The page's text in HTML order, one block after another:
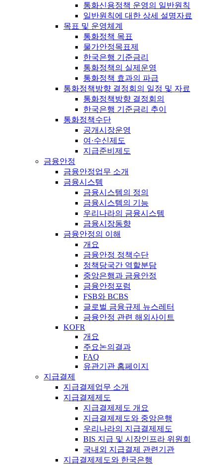
통화신용정책 운영의 일반원칙
일반원칙에 대한 상세 설명자료
목표 및 운영체계
통화정책 목표
물가안정목표제
한국은행 기준금리
통화정책의 실제운영
통화정책 효과의 파급
통화정책방향 결정회의 일정 및 자료
통화정책방향 결정회의
한국은행 기준금리 추이
통화정책수단
공개시장운영
여·수신제도
지급준비제도
금융안정
금융안정업무 소개
금융시스템
금융시스템의 정의
금융시스템의 기능
우리나라의 금융시스템
금융시장동향
금융안정의 이해
개요
금융안정 정책수단
정책당국간 역할분담
중앙은행과 금융안정
금융안정포럼
FSB와 BCBS
글로벌 금융규제 뉴스레터
금융안정 관련 해외사이트
KOFR
개요
주요논의결과
FAQ
유관기관 홈페이지
지급결제
지급결제업무 소개
지급결제제도
지급결제제도 개요
지급결제제도와 중앙은행
우리나라의 지급결제제도
BIS 지급 및 시장인프라 위원회
국내외 지급결제 관련기관
지급결제제도와 한국은행